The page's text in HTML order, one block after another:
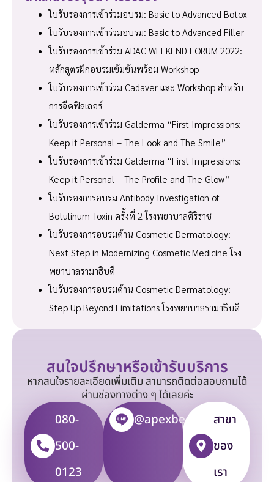
ใบรับรองการเข้าร่วมอบรม: Basic to Advanced Botox
ใบรับรองการเข้าร่วมอบรม: Basic to Advanced Filler
ใบรับรองการเข้าร่วม ADAC WEEKEND FORUM 2022:
หลักสูตรฝึกอบรมเข้มข้นพร้อม Workshop
ใบรับรองการเข้าร่วม Cadaver และ Workshop สำหรับ
การฉีดฟิลเลอร์
ใบรับรองการเข้าร่วม Galderma “First Impressions:
Keep it Personal – The Look and The Smile”
ใบรับรองการเข้าร่วม Galderma “First Impressions:
Keep it Personal – The Profile and The Glow”
ใบรับรองการอบรม Antibody Investigation of
Botulinum Toxin ครั้งที่ 2 โรงพยาบาลศิริราช
ใบรับรองการอบรมด้าน Cosmetic Dermatology:
Next Step in Modernizing Cosmetic Medicine โรง
พยาบาลรามาธิบดี
ใบรับรองการอบรมด้าน Cosmetic Dermatology:
Step Up Beyond Limitations โรงพยาบาลรามาธิบดี
สนใจปรึกษาหรือเข้ารับบริการ
หากสนใจรายละเอียดเพิ่มเติม สามารถติดต่อสอบถามได้
ผ่านช่องทางต่าง ๆ ได้เลยค่ะ
080-
500-
0123
@apexbeauty
สาขา
ของ
เรา